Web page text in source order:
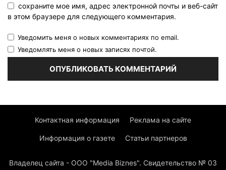
сохраните мое имя, адрес электронной почты и веб-сайт
в этом браузере для следующего комментария.
Уведомить меня о новых комментариях по email.
Уведомлять меня о новых записях почтой.
Контактная информация Реклама на сайте
Информация о газете Статьи партнеров
Владелец сайта - ООО "Media Biznes". Свидетельство № 03